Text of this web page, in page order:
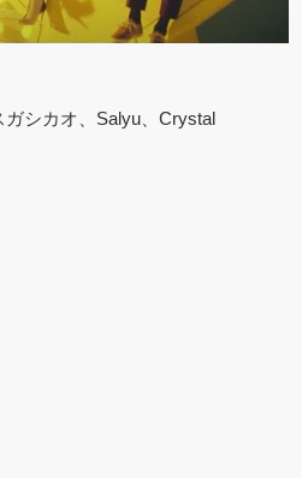
シカオ、Salyu、Crystal